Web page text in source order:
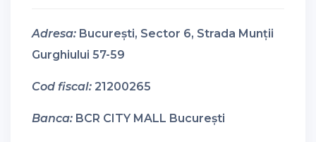
Adresa: București, Sector 6, Strada Munții
Gurghiului 57-59
Cod fiscal: 21200265
Banca: BCR CITY MALL București